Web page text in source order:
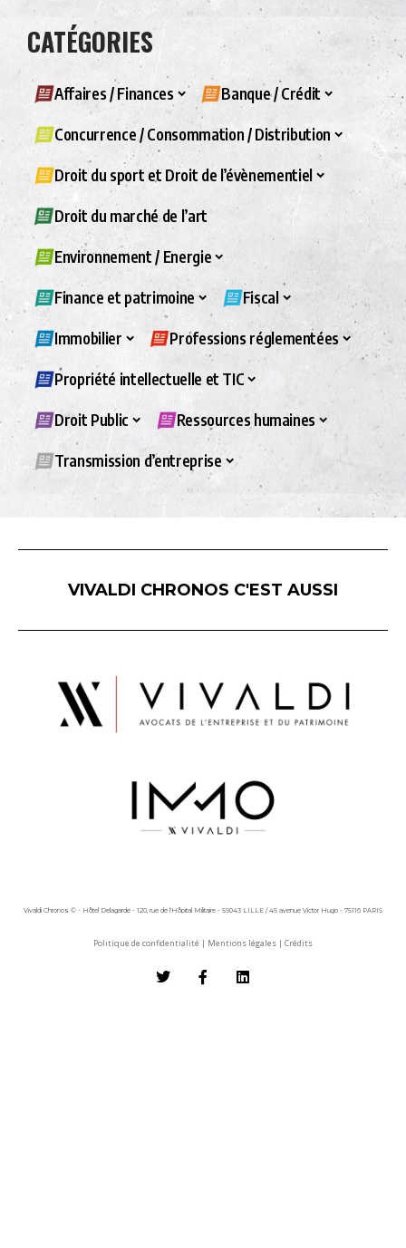
CATÉGORIES
Affaires / Finances Banque / Crédit
Concurrence / Consommation / Distribution
Droit du sport et Droit de l’évènementiel
Droit du marché de l’art
Environnement / Energie
Finance et patrimoine Fiscal
Immobilier Professions réglementées
Propriété intellectuelle et TIC
Droit Public Ressources humaines
Transmission d’entreprise
VIVALDI CHRONOS C'EST AUSSI
Vivaldi Chronos © - Hôtel Delagarde - 120, rue de l'Hôpital Militaire - 59043 LILLE / 45 avenue Victor Hugo - 75116 PARIS
Politique de confidentialité | Mentions légales | Crédits